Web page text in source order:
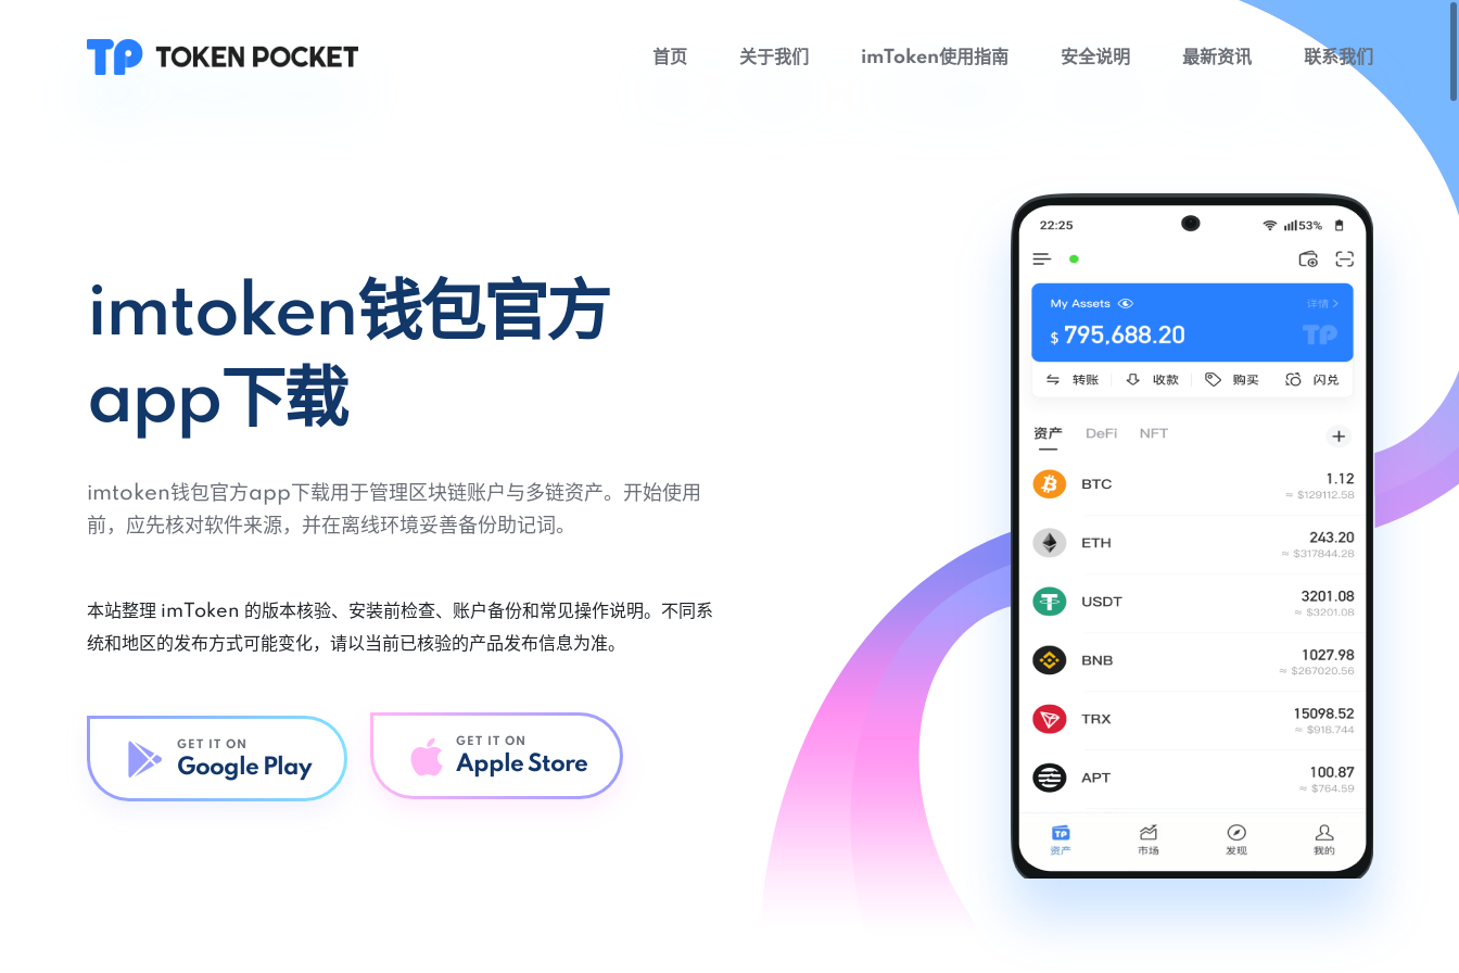
首页 关于我们 imToken使用指南 安全说明 最新资讯 联系我们
imtoken钱包官方
app下载
imtoken钱包官方app下载用于管理区块链账户与多链资产。开始使用
前，应先核对软件来源，并在离线环境妥善备份助记词。
本站整理 imToken 的版本核验、安装前检查、账户备份和常见操作说明。不同系
统和地区的发布方式可能变化，请以当前已核验的产品发布信息为准。
GET IT ON
Google Play
GET IT ON
Apple Store